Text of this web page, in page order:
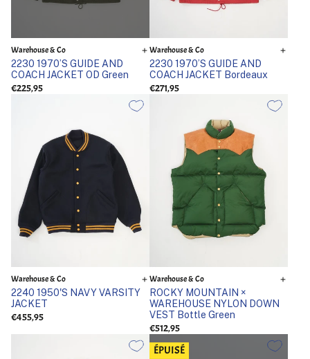
Warehouse & Co
2230 1970’S GUIDE AND
COACH JACKET OD Green
€225,95
Warehouse & Co
2230 1970’S GUIDE AND
COACH JACKET Bordeaux
€271,95
Warehouse & Co
2240 1950'S NAVY VARSITY
JACKET
€455,95
Warehouse & Co
ROCKY MOUNTAIN ×
WAREHOUSE NYLON DOWN
VEST Bottle Green
€512,95
ÉPUISÉ